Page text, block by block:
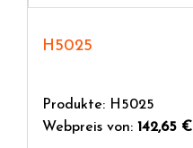
H5025
Produkte: H5025
Webpreis von: 142,65 €